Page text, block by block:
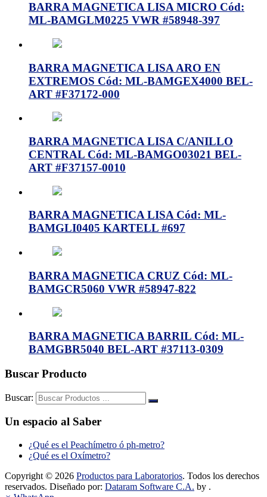
BARRA MAGNETICA LISA MICRO Cód:
ML-BAMGLM0225 VWR #58948-397
BARRA MAGNETICA LISA ARO EN
EXTREMOS Cód: ML-BAMGEX4000 BEL-
ART #F37172-000
BARRA MAGNETICA LISA C/ANILLO
CENTRAL Cód: ML-BAMGO03021 BEL-
ART #F37157-0010
BARRA MAGNETICA LISA Cód: ML-
BAMGLI0405 KARTELL #697
BARRA MAGNETICA CRUZ Cód: ML-
BAMGCR5060 VWR #58947-822
BARRA MAGNETICA BARRIL Cód: ML-
BAMGBR5040 BEL-ART #37113-0309
Buscar Producto
Buscar:
Un espacio al Saber
¿Qué es el Peachímetro ó ph-metro?
¿Qué es el Oxímetro?
Copyright © 2026 Productos para Laboratorios. Todos los derechos
reservados. Diseñado por: Dataram Software C.A. by .